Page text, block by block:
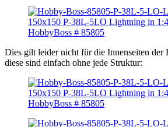
Dies gilt leider nicht für die Innenseiten der
diese sind einfach ohne jede Struktur: